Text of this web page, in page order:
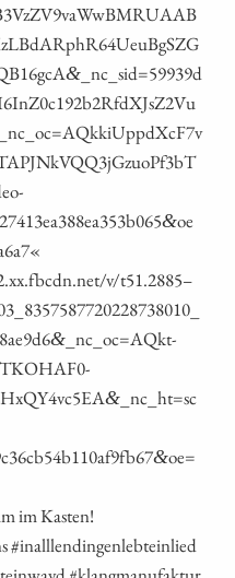
& _nc_sid=59939d
_nc_oc=AQkkiUppdXcF7v
&oe
v/t51.2885 –
& _nc_oc=AQkt-
& _nc_ht=sc
&oe=